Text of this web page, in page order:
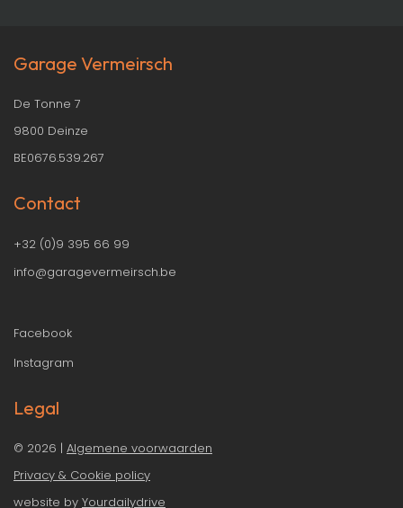
Garage Vermeirsch
De Tonne 7
9800 Deinze
BE0676.539.267
Contact
+32 (0)9 395 66 99
info@garagevermeirsch.be
Facebook
Instagram
Legal
© 2026 | Algemene voorwaarden
Privacy & Cookie policy
website by Yourdailydrive